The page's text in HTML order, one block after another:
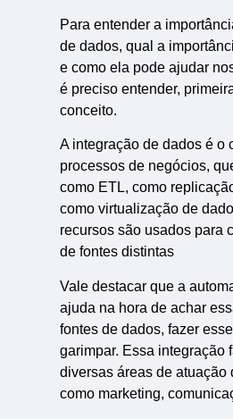
Para entender a
de dados, qual a
e como ela pode ajudar
é preciso entender,
conceito.
A integração de dados é o
processos de negócios,
como ETL, como
como virtualização de
recursos são usados para
de fontes distintas
Vale destacar que a
ajuda na hora de achar
fontes de dados, fazer
garimpar. Essa integração
diversas áreas de atuação
como marketing,